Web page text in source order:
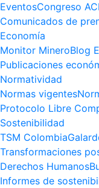
EventosCongreso
Comunicados de
Economía
Monitor MineroBlog
Publicaciones
Normatividad
Normas vigentes
Protocolo Libre
Sostenibilidad
TSM Colombia
Transformaciones
Derechos Humanos
Informes de